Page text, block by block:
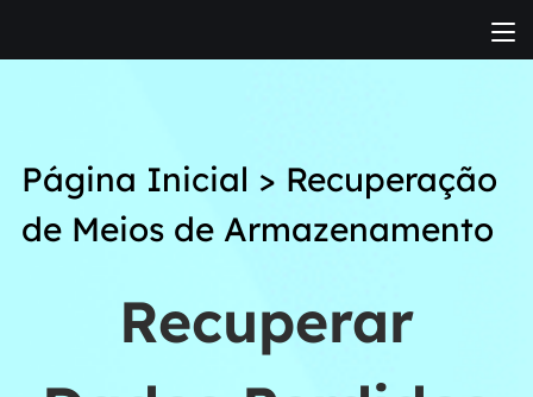
Página Inicial > Recuperação
de Meios de Armazenamento
Recuperar